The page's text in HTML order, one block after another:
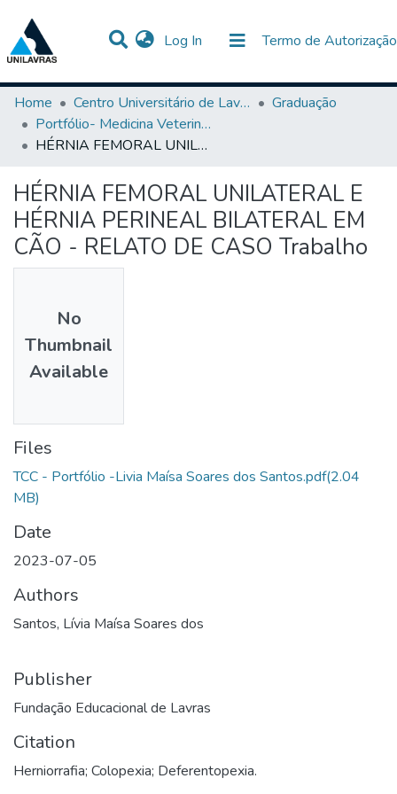
Log In (current) Termo de Autorização
Statistics
Communities & Collections
All of DSpace
Home
Centro Universitário de Lavras-UNILAVRAS
Graduação
Portfólio- Medicina Veterinária
HÉRNIA FEMORAL UNILATERAL E HÉRNIA PERINEAL BILATERAL EM CÃO - RELATO DE CASO Trabalho
HÉRNIA FEMORAL UNILATERAL E
HÉRNIA PERINEAL BILATERAL EM
CÃO - RELATO DE CASO Trabalho
No
Thumbnail
Available
Files
TCC - Portfólio -Livia Maísa Soares dos Santos.pdf(2.04
MB)
Date
2023-07-05
Authors
Santos, Lívia Maísa Soares dos
Publisher
Fundação Educacional de Lavras
Citation
Herniorrafia; Colopexia; Deferentopexia.